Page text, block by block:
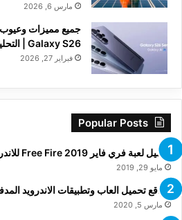
مارس 6, 2026
Galaxy S26 | التحليل الشامل 2026
فبراير 27, 2026
Popular Posts
تحميل لعبة فري فاير Free Fire 2019 للاندرويد والكمبيوتر مجانا
مايو 29, 2019
مواقع تحميل العاب وتطبيقات الاندرويد
مارس 5, 2020